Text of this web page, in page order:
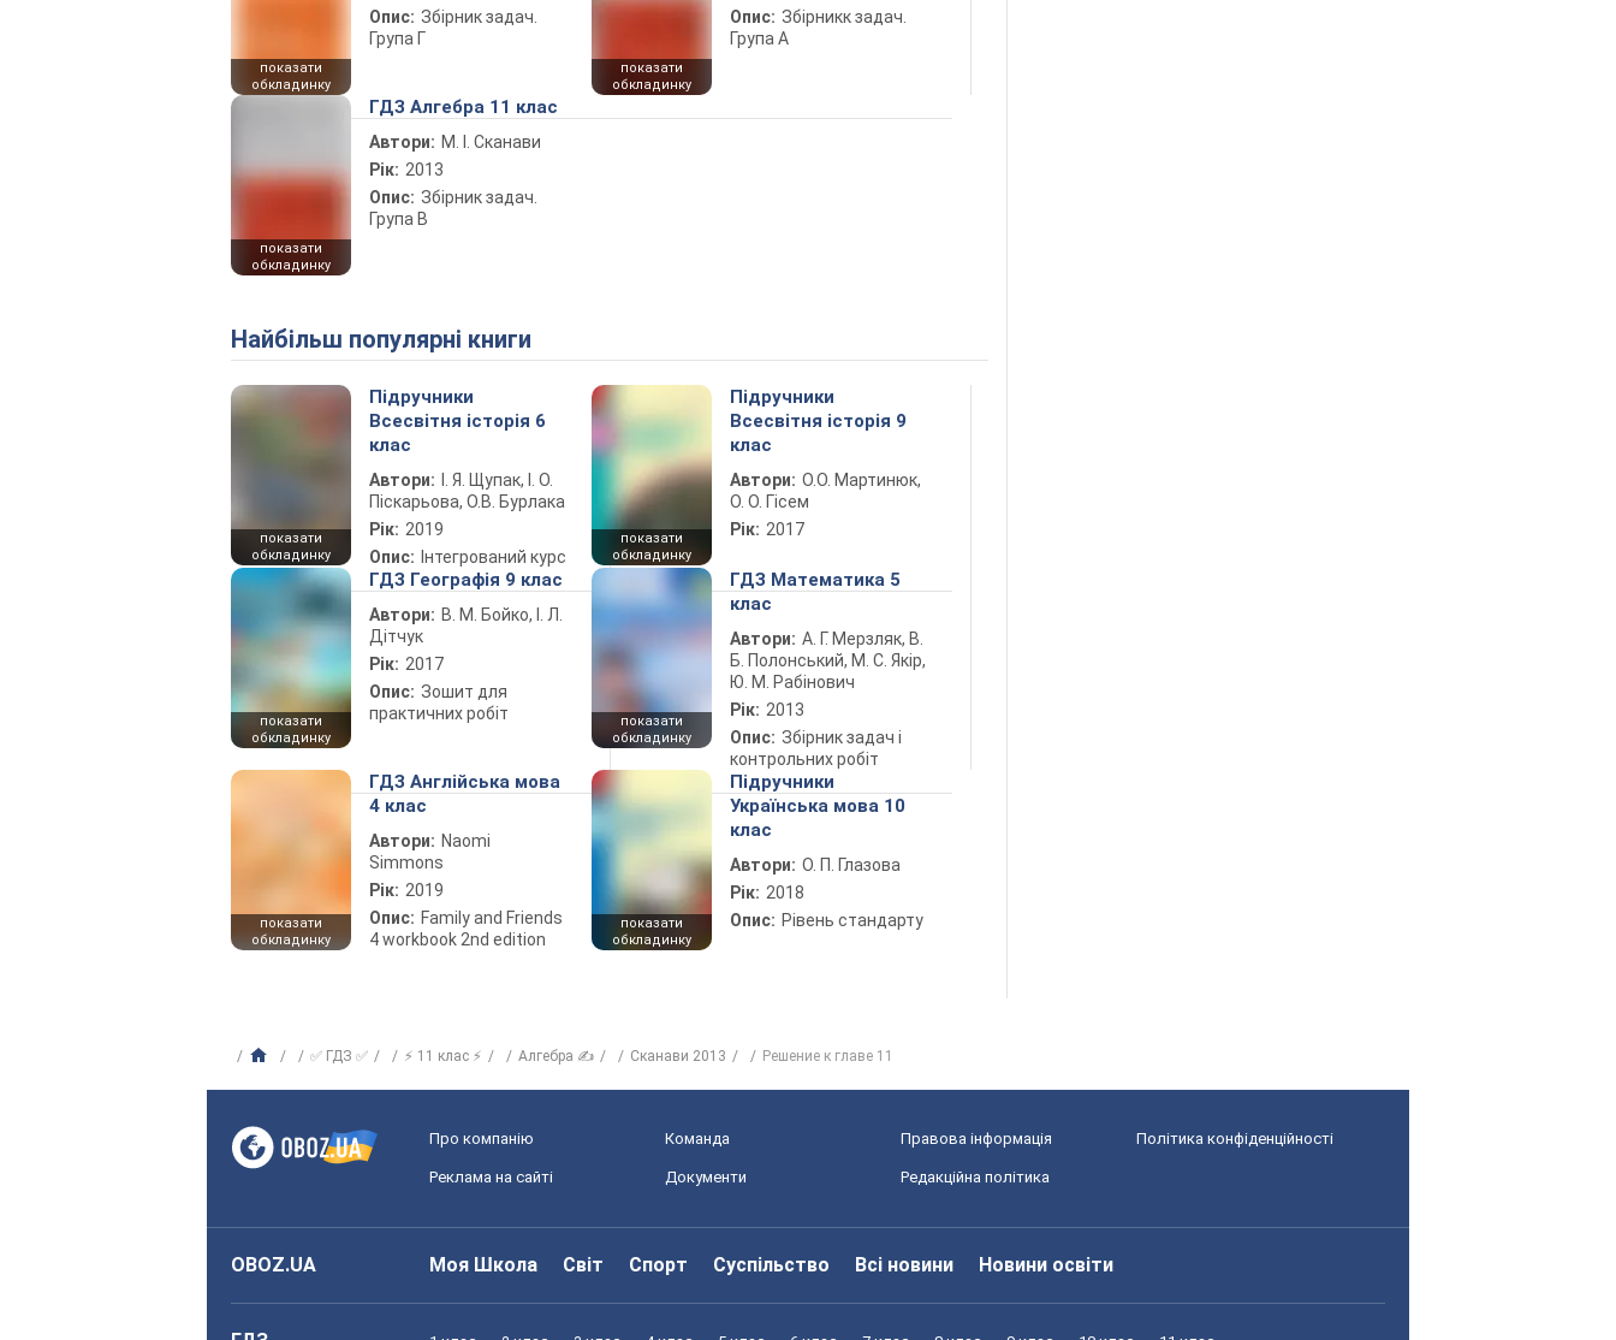
показати
обкладинку
Опис: Збірник задач.
Група Г
показати
обкладинку
Опис: Збірникк задач.
Група А
показати
обкладинку
ГДЗ Алгебра 11 клас
Автори: М. І. Сканави
Рік: 2013
Опис: Збірник задач.
Група В
Найбільш популярні книги
показати
обкладинку
Підручники
Всесвітня історія 6
клас
Автори:
І. Я. Щупак, І. О.
Піскарьова, О.В. Бурлака
Рік: 2019
Опис: Інтегрований курс
показати
обкладинку
Підручники
Всесвітня історія 9
клас
Автори: О.О. Мартинюк,
О. О. Гісем
Рік: 2017
показати
обкладинку
ГДЗ Географія 9 клас
Автори: В. М. Бойко, І. Л.
Дітчук
Рік: 2017
Опис: Зошит для
практичних робіт
показати
обкладинку
ГДЗ Математика 5
клас
Автори: А. Г. Мерзляк, В.
Б. Полонський, М. С. Якір,
Ю. М. Рабінович
Рік: 2013
Опис: Збірник задач і
контрольних робіт
показати
обкладинку
ГДЗ Англійська мова
4 клас
Автори: Naomi
Simmons
Рік: 2019
Опис: Family and Friends
4 workbook 2nd edition
показати
обкладинку
Підручники
Українська мова 10
клас
Автори: О. П. Глазова
Рік: 2018
Опис: Рівень стандарту
✅ ГДЗ ✅ ⚡ 11 клас ⚡ Алгебра ✍ Сканави 2013 Решение к главе 11
Про компанію Команда Правова інформація Політика конфіденційності
Реклама на сайті Документи Редакційна політика
OBOZ.UA Моя Школа Світ Спорт Суспільство Всі новини Новини освіти